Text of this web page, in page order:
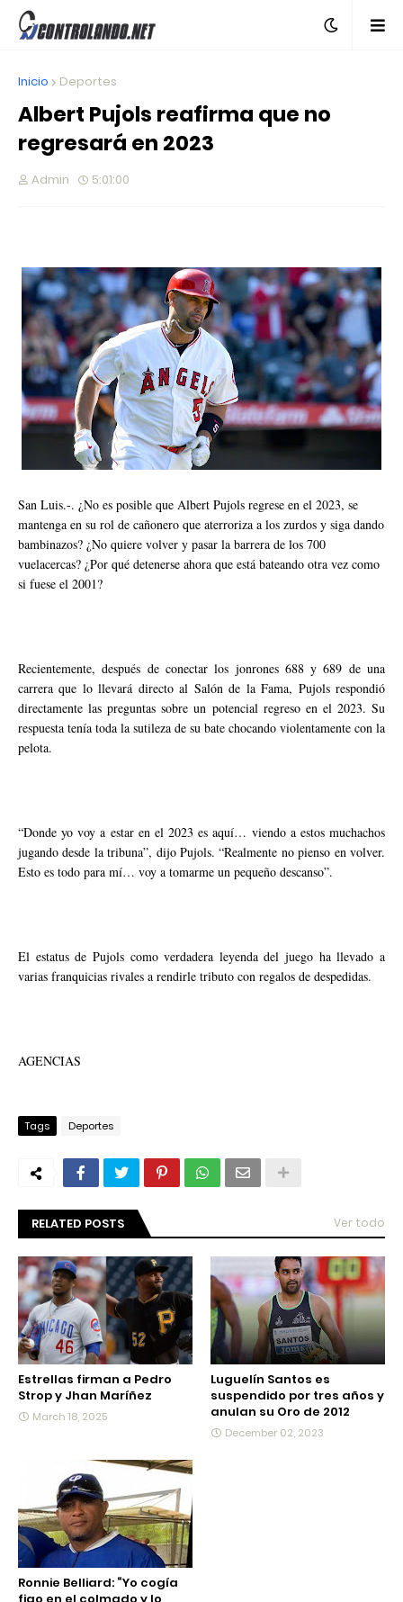
Inicio Deportes
Albert Pujols reafirma que no
regresará en 2023
Admin 5:01:00
San Luis.-. ¿No es posible que Albert Pujols regrese en el 2023, se
mantenga en su rol de cañonero que aterroriza a los zurdos y siga dando
bambinazos? ¿No quiere volver y pasar la barrera de los 700
vuelacercas? ¿Por qué detenerse ahora que está bateando otra vez como
si fuese el 2001?
Recientemente, después de conectar los jonrones 688 y 689 de una
carrera que lo llevará directo al Salón de la Fama, Pujols respondió
directamente las preguntas sobre un potencial regreso en el 2023. Su
respuesta tenía toda la sutileza de su bate chocando violentamente con la
pelota.
“Donde yo voy a estar en el 2023 es aquí… viendo a estos muchachos
jugando desde la tribuna”, dijo Pujols. “Realmente no pienso en volver.
Esto es todo para mí… voy a tomarme un pequeño descanso”.
El estatus de Pujols como verdadera leyenda del juego ha llevado a
varias franquicias rivales a rendirle tributo con regalos de despedidas.
AGENCIAS
Tags Deportes
RELATED POSTS Ver todo
Estrellas firman a Pedro
Strop y Jhan Maríñez
March 18, 2025
Luguelín Santos es
suspendido por tres años y
anulan su Oro de 2012
December 02, 2023
Ronnie Belliard: “Yo cogía